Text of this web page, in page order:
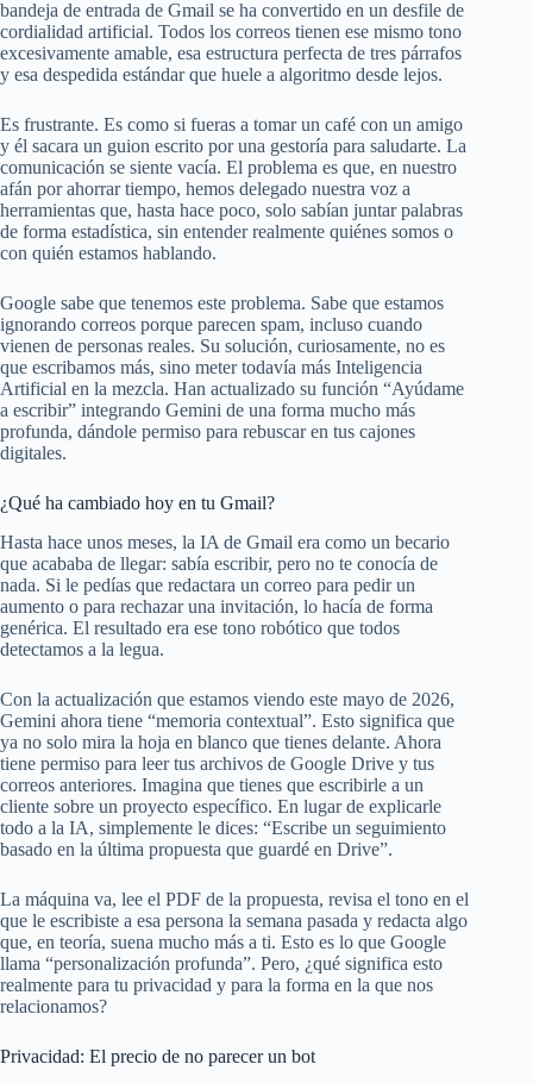
bandeja de entrada de Gmail se ha convertido en un desfile de
cordialidad artificial. Todos los correos tienen ese mismo tono
excesivamente amable, esa estructura perfecta de tres párrafos
y esa despedida estándar que huele a algoritmo desde lejos.
Es frustrante. Es como si fueras a tomar un café con un amigo
y él sacara un guion escrito por una gestoría para saludarte. La
comunicación se siente vacía. El problema es que, en nuestro
afán por ahorrar tiempo, hemos delegado nuestra voz a
herramientas que, hasta hace poco, solo sabían juntar palabras
de forma estadística, sin entender realmente quiénes somos o
con quién estamos hablando.
Google sabe que tenemos este problema. Sabe que estamos
ignorando correos porque parecen spam, incluso cuando
vienen de personas reales. Su solución, curiosamente, no es
que escribamos más, sino meter todavía más Inteligencia
Artificial en la mezcla. Han actualizado su función “Ayúdame
a escribir” integrando Gemini de una forma mucho más
profunda, dándole permiso para rebuscar en tus cajones
digitales.
¿Qué ha cambiado hoy en tu Gmail?
Hasta hace unos meses, la IA de Gmail era como un becario
que acababa de llegar: sabía escribir, pero no te conocía de
nada. Si le pedías que redactara un correo para pedir un
aumento o para rechazar una invitación, lo hacía de forma
genérica. El resultado era ese tono robótico que todos
detectamos a la legua.
Con la actualización que estamos viendo este mayo de 2026,
Gemini ahora tiene “memoria contextual”. Esto significa que
ya no solo mira la hoja en blanco que tienes delante. Ahora
tiene permiso para leer tus archivos de Google Drive y tus
correos anteriores. Imagina que tienes que escribirle a un
cliente sobre un proyecto específico. En lugar de explicarle
todo a la IA, simplemente le dices: “Escribe un seguimiento
basado en la última propuesta que guardé en Drive”.
La máquina va, lee el PDF de la propuesta, revisa el tono en el
que le escribiste a esa persona la semana pasada y redacta algo
que, en teoría, suena mucho más a ti. Esto es lo que Google
llama “personalización profunda”. Pero, ¿qué significa esto
realmente para tu privacidad y para la forma en la que nos
relacionamos?
Privacidad: El precio de no parecer un bot